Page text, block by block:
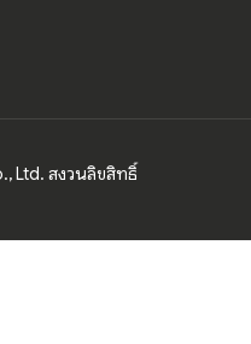
Ltd. สงวนลิขสิทธิ์